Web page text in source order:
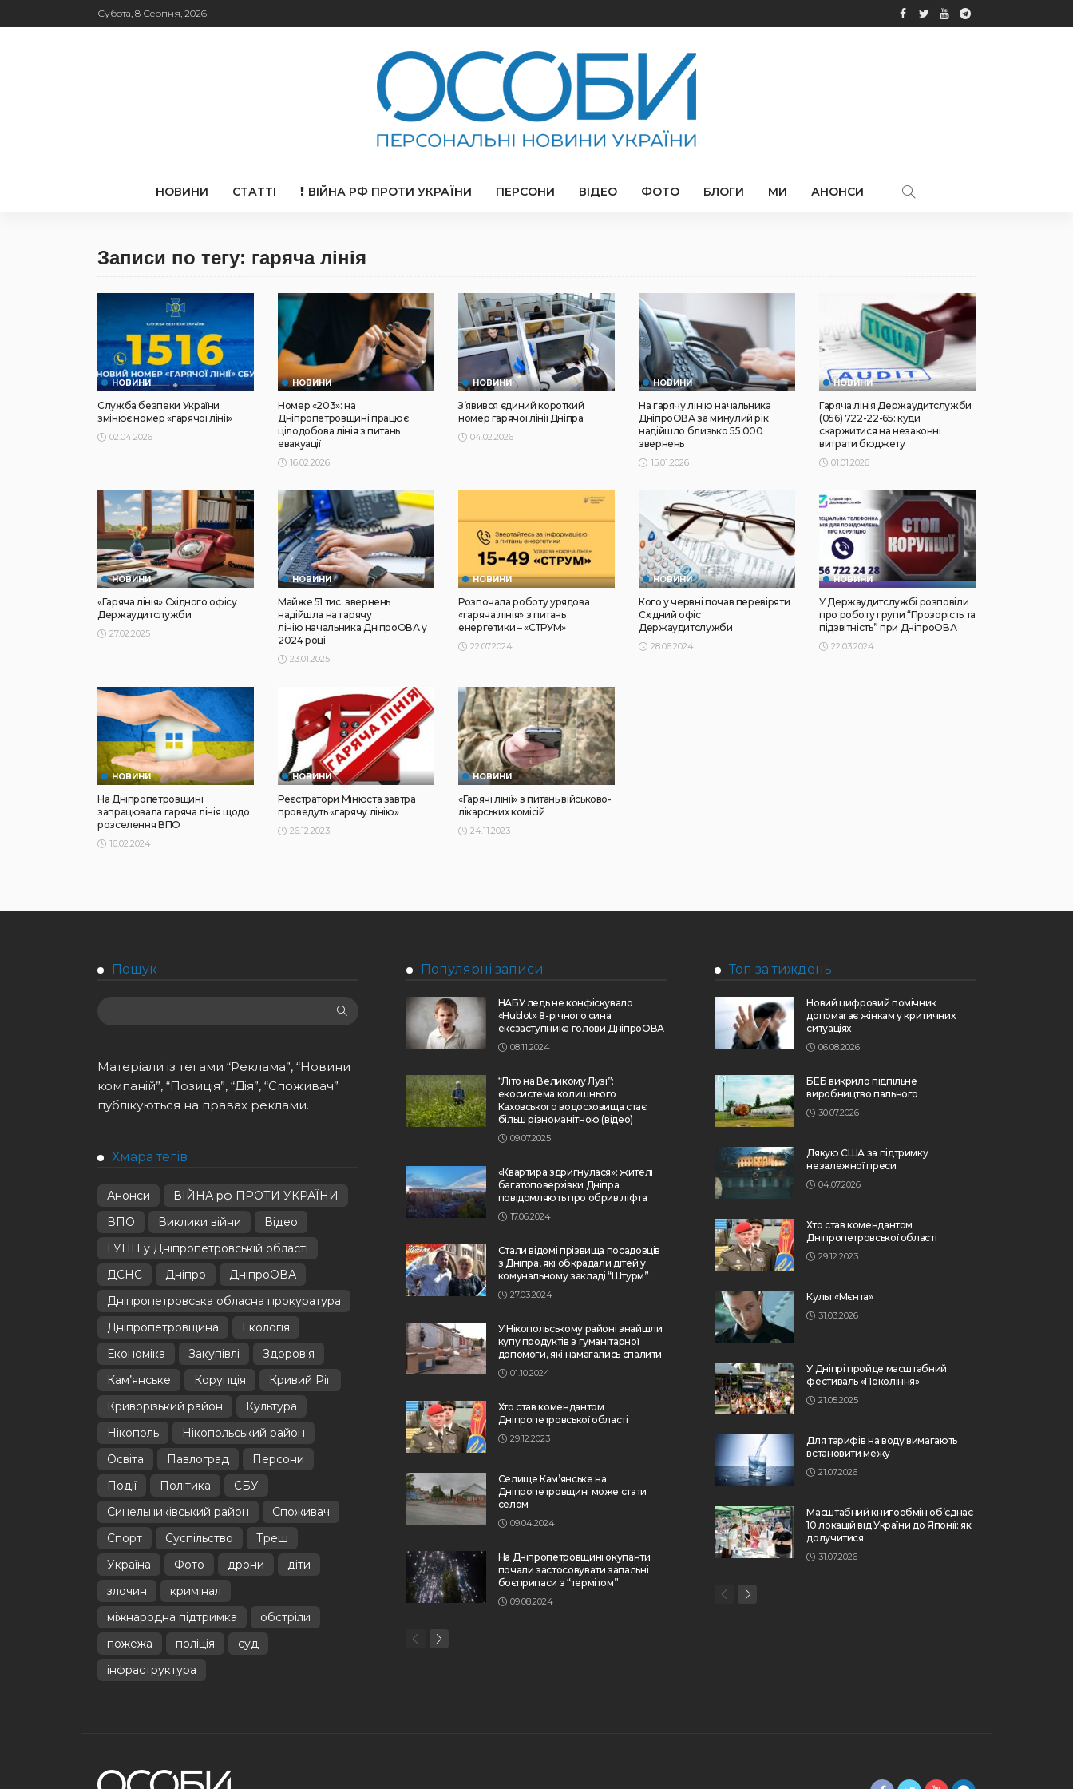
Субота, 8 Серпня, 2026
НОВИНИ СТАТТІ ВІЙНА РФ ПРОТИ УКРАЇНИ ПЕРСОНИ ВІДЕО ФОТО БЛОГИ МИ АНОНСИ
Записи по тегу: гаряча лінія
НОВИНИ
Служба безпеки України
змінює номер «гарячої лінії»
02.04.2026
НОВИНИ
Номер «203»: на
Дніпропетровщині працює
цілодобова лінія з питань
евакуації
16.02.2026
НОВИНИ
З’явився єдиний короткий
номер гарячої лінії Дніпра
04.02.2026
НОВИНИ
На гарячу лінію начальника
ДніпроОВА за минулий рік
надійшло близько 55 000
звернень
15.01.2026
НОВИНИ
Гаряча лінія Держаудитслужби
(056) 722-22-65: куди
скаржитися на незаконні
витрати бюджету
01.01.2026
НОВИНИ
«Гаряча лінія» Східного офісу
Держаудитслужби
27.02.2025
НОВИНИ
Майже 51 тис. звернень
надійшла на гарячу
лінію начальника ДніпроОВА у
2024 році
23.01.2025
НОВИНИ
Розпочала роботу урядова
«гаряча лінія» з питань
енергетики – «СТРУМ»
22.07.2024
НОВИНИ
Кого у червні почав перевіряти
Східний офіс
Держаудитслужби
28.06.2024
НОВИНИ
У Держаудитслужбі розповіли
про роботу групи “Прозорість та
підзвітність” при ДніпроОВА
22.03.2024
НОВИНИ
На Дніпропетровщині
запрацювала гаряча лінія щодо
розселення ВПО
16.02.2024
НОВИНИ
Реєстратори Мінюста завтра
проведуть «гарячу лінію»
26.12.2023
НОВИНИ
«Гарячі лінії» з питань військово-
лікарських комісій
24.11.2023
Пошук
Матеріали із тегами “Реклама”, “Новини
компаній”, “Позиція”, “Дія”, “Споживач”
публікуються на правах реклами.
Хмара тегів
Анонси
ВІЙНА рф ПРОТИ УКРАЇНИ
ВПО
Виклики війни
Відео
ГУНП у Дніпропетровській області
ДСНС
Дніпро
ДніпроОВА
Дніпропетровська обласна прокуратура
Дніпропетровщина
Екологія
Економіка
Закупівлі
Здоров'я
Кам’янське
Корупція
Кривий Ріг
Криворізький район
Культура
Нікополь
Нікопольський район
Освіта
Павлоград
Персони
Події
Політика
СБУ
Синельниківський район
Споживач
Спорт
Суспільство
Треш
Україна
Фото дрони
діти
злочин
кримінал
міжнародна підтримка
обстріли
пожежа
поліція
суд
інфраструктура
Популярні записи
НАБУ ледь не конфіскувало
«Hublot» 8-річного сина
ексзаступника голови ДніпроОВА
08.11.2024
“Літо на Великому Лузі”:
екосистема колишнього
Каховського водосховища стає
більш різноманітною (відео)
09.07.2025
«Квартира здригнулася»: жителі
багатоповерхівки Дніпра
повідомляють про обрив ліфта
17.06.2024
Стали відомі прізвища посадовців
з Дніпра, які обкрадали дітей у
комунальному закладі “Штурм”
27.03.2024
У Нікопольському районі знайшли
купу продуктів з гуманітарної
допомоги, які намагались спалити
01.10.2024
Хто став комендантом
Дніпропетровської області
29.12.2023
Селище Кам’янське на
Дніпропетровщині може стати
селом
09.04.2024
На Дніпропетровщині окупанти
почали застосовувати запальні
боєприпаси з “термітом”
09.08.2024
Топ за тиждень
Новий цифровий помічник
допомагає жінкам у критичних
ситуаціях
06.08.2026
БЕБ викрило підпільне
виробництво пального
30.07.2026
Дякую США за підтримку
незалежної преси
04.07.2026
Хто став комендантом
Дніпропетровської області
29.12.2023
Культ «Мєнта»
31.03.2026
У Дніпрі пройде масштабний
фестиваль «Покоління»
21.05.2025
Для тарифів на воду вимагають
встановити межу
21.07.2026
Масштабний книгообмін об’єднає
10 локацій від України до Японії: як
долучитися
31.07.2026